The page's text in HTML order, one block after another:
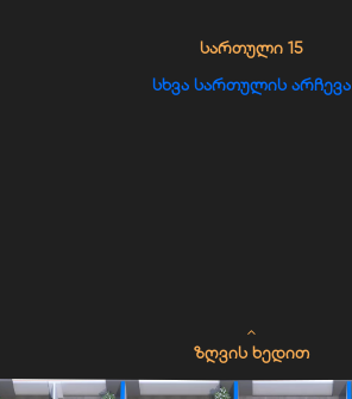
ᲡᲮᲕᲐ ᲡᲐᲠᲗᲣᲚᲘᲡ ᲐᲠᲩᲔᲕᲐ
ᲡᲐᲠᲗᲣᲚᲘ 15
ᲖᲦᲕᲘᲡ ᲮᲔᲓᲘᲗ